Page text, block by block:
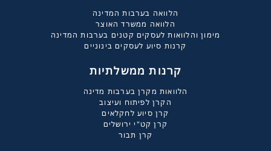
הלוואה בערבות המדינה
הלוואה ממשרד האוצר
מימון והלוואות לעסקים קטנים בערבות המדינה
קרנות סיוע לעסקים בינוניים
קרנות ממשלתיות
הלוואות מקרן בערבות מדינה
הקרן לפיתוח ועיצוב
קרן סיוע לחקלאים
קרן קט"י ירושלים
קרן תבור